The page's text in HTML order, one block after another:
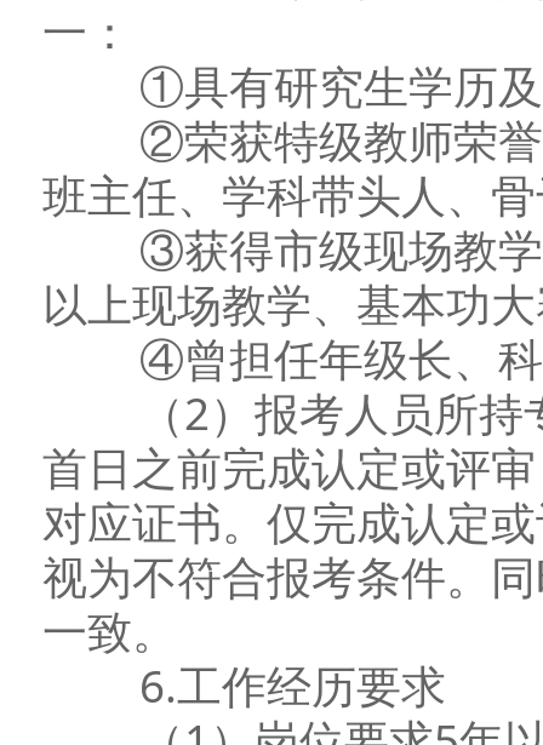
一：
①具有研究生学历及
②荣获特级教师荣誉
班主任、学科带头人、
③获得市级现场教学
以上现场教学、基本功
④曾担任年级长、科
（2）报考人员所持
首日之前完成认定或评
对应证书。仅完成认定
视为不符合报考条件。
一致。
6.工作经历要求